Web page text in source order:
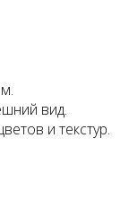
вид.
и текстур.